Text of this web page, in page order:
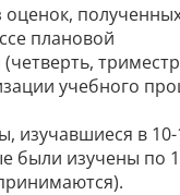
плановой
учебного
изучавшиеся в
были изучены по